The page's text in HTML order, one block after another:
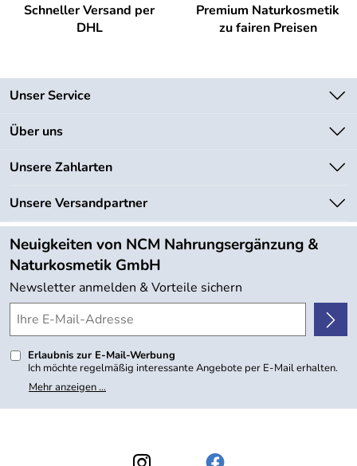
Schneller Versand per
DHL
Premium Naturkosmetik
zu fairen Preisen
Unser Service
Kontakt
Lieferbedingungen
Kundenlogin
Über uns
Unsere Bestseller
Neu
Angebote
Kundenbewertungen (754)
4,9/5*****
Unsere Zahlarten
Unsere Versandpartner
Neuigkeiten von NCM Nahrungsergänzung &
Naturkosmetik GmbH
Newsletter anmelden & Vorteile sichern
Erlaubnis zur E-Mail-Werbung
Ich möchte regelmäßig interessante Angebote per E-Mail erhalten.
Meine E-Mail-Adresse wird nicht an andere Unternehmen
weitergegeben. Zu statistischen Zwecken wird in anonymer Form
den Link "Abmelden" am Ende des Newsletters anklicke oder die
Mehr anzeigen ...